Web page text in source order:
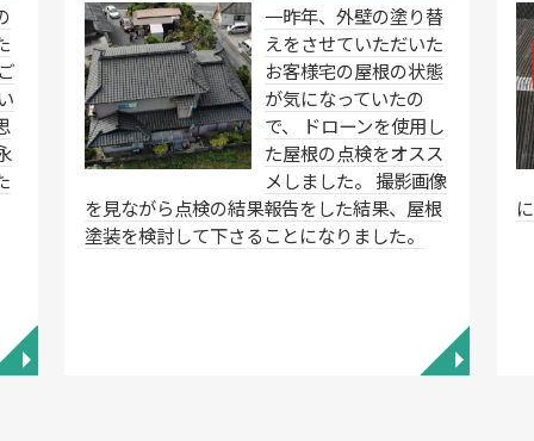
◥
一昨年、外壁の塗り替
えをさせていただいた
お客様宅の屋根の状態
が気になっていたの
で、 ドローンを使用し
た屋根の点検をオスス
メしました。 撮影画像
を見ながら点検の結果報告をした結果、屋根
塗装を検討して下さることになりました。
◥